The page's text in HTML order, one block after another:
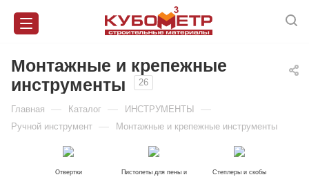
Монтажные и крепежные
инструменты
26
Главная — Каталог — ИНСТРУМЕНТЫ —
Ручной инструмент — Монтажные и крепежные инструменты
Отвертки
Пистолеты для пены и
Степлеры и скобы